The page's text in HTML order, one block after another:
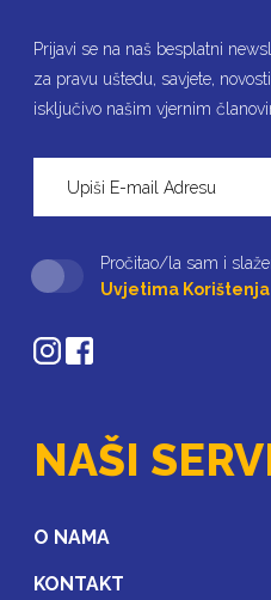
Prijavi se na naš besplatni
za pravu uštedu, savjete,
isključivo našim vjernim
Pročitao/la sam i
Uvjetima Korištenja
NAŠI
O NAMA
KONTAKT